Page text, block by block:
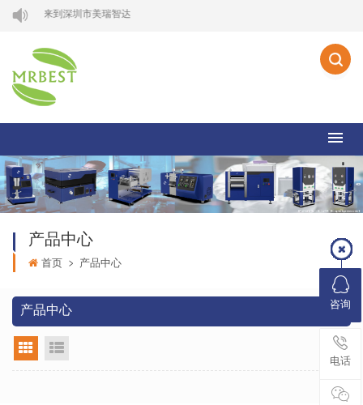
欢迎来到深圳市美瑞智达科技有限公司.
产品中心
首页 > 产品中心
产品中心
网格视图
咨询
电话